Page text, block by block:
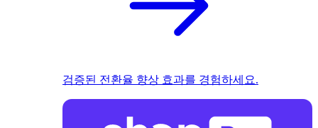
검증된 전환율 향상 효과를 경험하세요.